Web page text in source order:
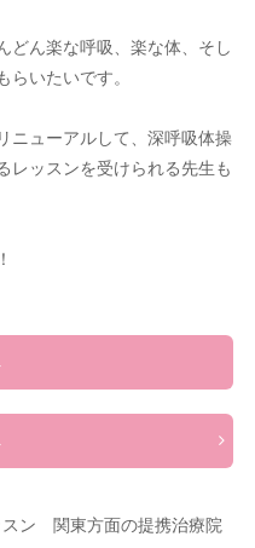
どん楽な呼吸、楽な体、そし
らいたいです。
ニューアルして、深呼吸体操
レッスンを受けられる先生も